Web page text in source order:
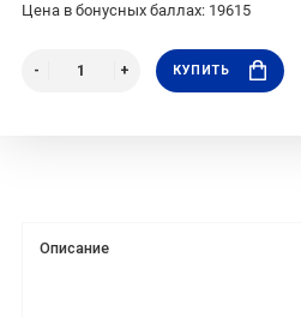
Цена в бонусных баллах: 19615
КУПИТЬ
Описание